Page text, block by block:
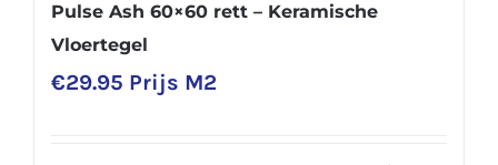
Pulse Ash 60×60 rett – Keramische
Vloertegel
€29.95 Prijs M2